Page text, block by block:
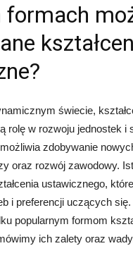
formach
świecie,
rolę w rozwoju jednostek i
zdobywanie
oraz rozwój zawodowy.
ustawicznego,
i preferencji uczących
popularnym formom
ich zalety oraz